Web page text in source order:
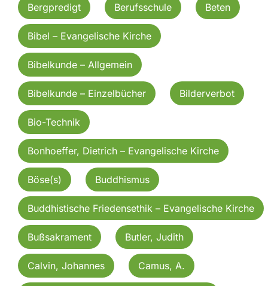
Bergpredigt Berufsschule Beten
Bibel – Evangelische Kirche
Bibelkunde – Allgemein
Bibelkunde – Einzelbücher Bilderverbot
Bio-Technik
Bonhoeffer, Dietrich – Evangelische Kirche
Böse(s) Buddhismus
Buddhistische Friedensethik – Evangelische Kirche
Bußsakrament Butler, Judith
Calvin, Johannes Camus, A.